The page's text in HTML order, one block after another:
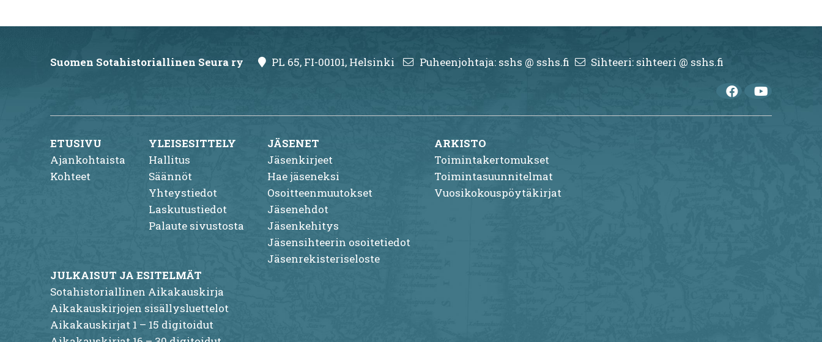
Suomen Sotahistoriallinen Seura ry PL 65, FI-00101, Helsinki Puheenjohtaja: sshs @ sshs.fi Sihteeri: sihteeri @ sshs.fi
ETUSIVU
Ajankohtaista
Kohteet
YLEISESITTELY
Hallitus
Säännöt
Yhteystiedot
Laskutustiedot
Palaute sivustosta
JÄSENET
Jäsenkirjeet
Hae jäseneksi
Osoitteenmuutokset
Jäsenehdot
Jäsenkehitys
Jäsensihteerin osoitetiedot
Jäsenrekisteriseloste
ARKISTO
Toimintakertomukset
Toimintasuunnitelmat
Vuosikokouspöytäkirjat
JULKAISUT JA ESITELMÄT
Sotahistoriallinen Aikakauskirja
Aikakauskirjojen sisällysluettelot
Aikakauskirjat 1 – 15 digitoidut